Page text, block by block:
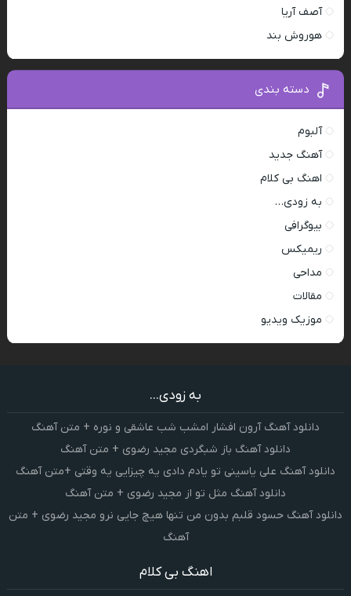
آصف آریا
هوروش بند
دسته بندی
آلبوم
آهنگ جدید
اهنگ بی کلام
به زودی…
بیوگرافی
ریمیکس
مداحی
مقالات
موزیک ویدیو
به زودی...
دانلود آهنگ آرون افشار امشب شب عاشقی و نوره + متن آهنگ
دانلود آهنگ باز شبگردی مجید رضوی + متن آهنگ
دانلود آهنگ علی یاسینی تو یادم دادی یه چیزایی یه وقتی +متن آهنگ
دانلود آهنگ مثل تو از مجید رضوی + متن آهنگ
دانلود آهنگ حسود قلبم بدون من تنها هیچ جایی نرو مجید رضوی + متن
آهنگ
اهنگ بی کلام